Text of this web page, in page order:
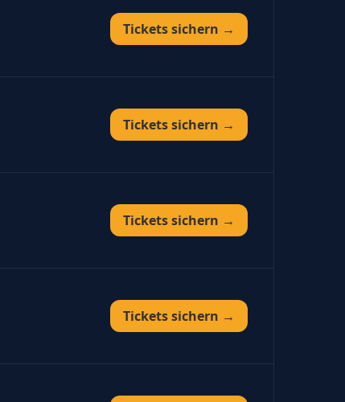
Tickets sichern →
Tickets sichern →
Tickets sichern →
Tickets sichern →